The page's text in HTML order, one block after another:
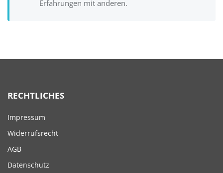
Erfahrungen mit anderen.
RECHTLICHES
Impressum
Widerrufsrecht
AGB
Datenschutz